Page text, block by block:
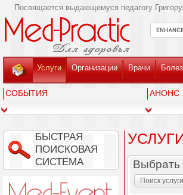
Посвящается выдающемуся педагогу
Услуги Организации Врачи
СОБЫТИЯ АНОНС
БЫСТРАЯ
ПОИСКОВАЯ
СИСТЕМА
Выбрать